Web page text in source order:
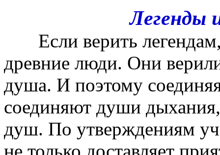
Легенды
Если верить
древние люди. Они
душа. И поэтому
соединяют души
душ. По утверждениям